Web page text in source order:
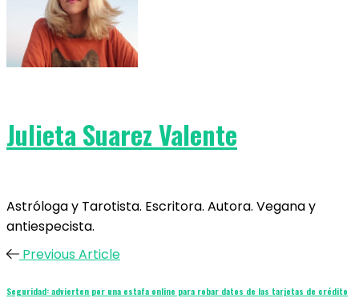
Julieta Suarez Valente
Astróloga y Tarotista. Escritora. Autora. Vegana y
antiespecista.
Previous Article
Seguridad: advierten por una estafa online para robar datos de las tarjetas de crédito